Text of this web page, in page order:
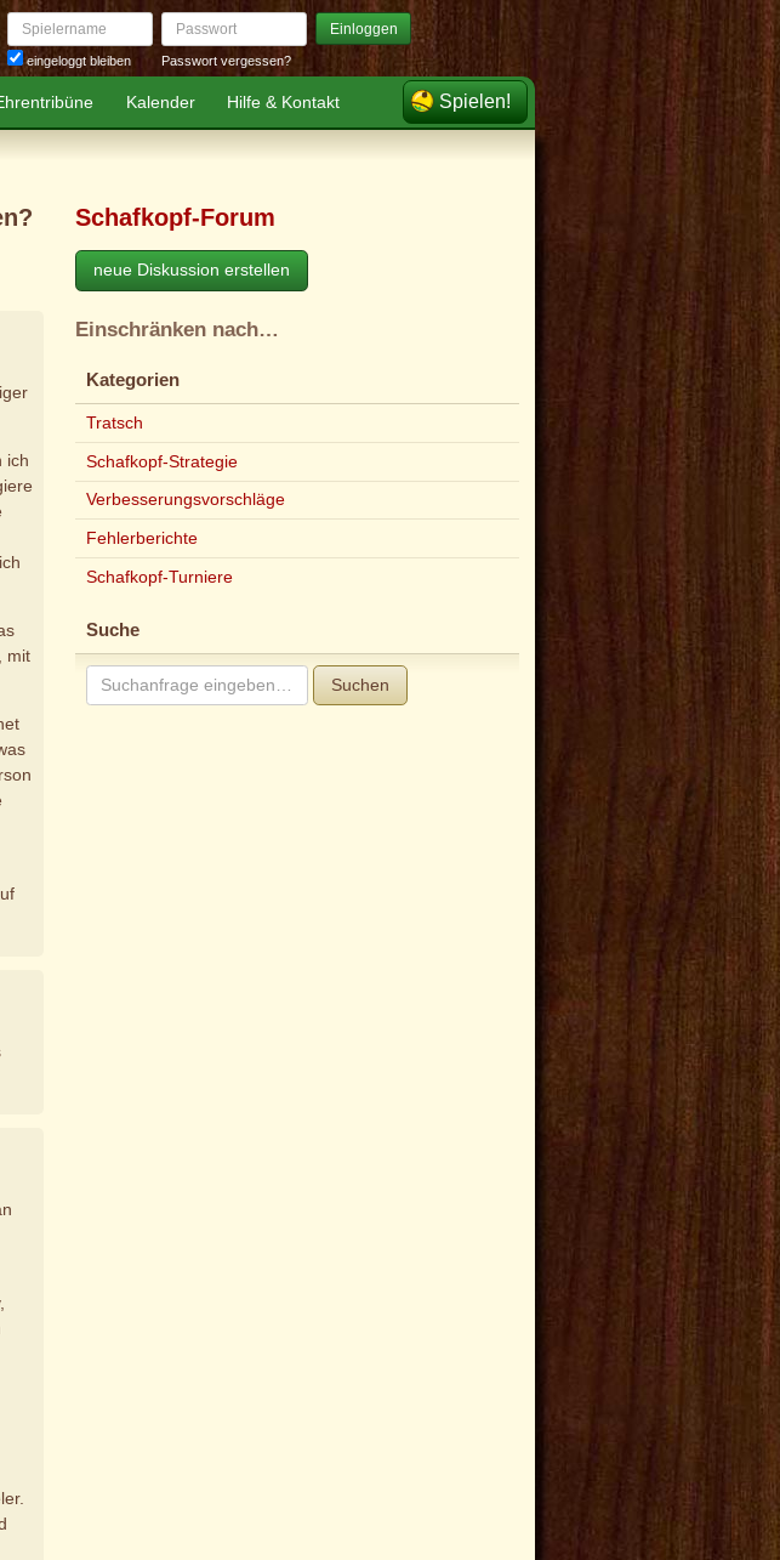
Spielername
eingeloggt bleiben
Passwort Einloggen
Passwort vergessen?
Kalender Hilfe & Kontakt Spielen!
ich
mit
Schafkopf-Forum
neue Diskussion erstellen
Einschränken nach…
Kategorien
Tratsch
Schafkopf-Strategie
Verbesserungsvorschläge
Fehlerberichte
Schafkopf-Turniere
Suche
Suchen